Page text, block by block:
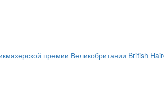
премии Великобритании British